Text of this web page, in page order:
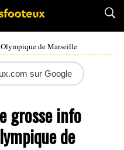
de Marseille
sur Google
grosse info
de